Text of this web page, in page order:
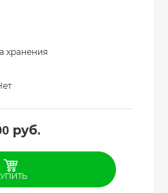
хранения
руб.